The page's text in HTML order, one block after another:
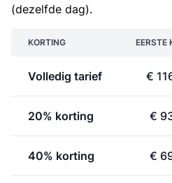
(dezelfde dag).
KORTING EERSTE
Volledig tarief €
20% korting €
40% korting €